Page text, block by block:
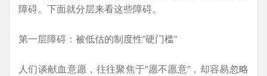
障碍。下面就分层来看这些障碍。
第一层障碍：被低估的制度性”硬门槛”
人们谈献血意愿，往往聚焦于”愿不愿意”，却容易忽略